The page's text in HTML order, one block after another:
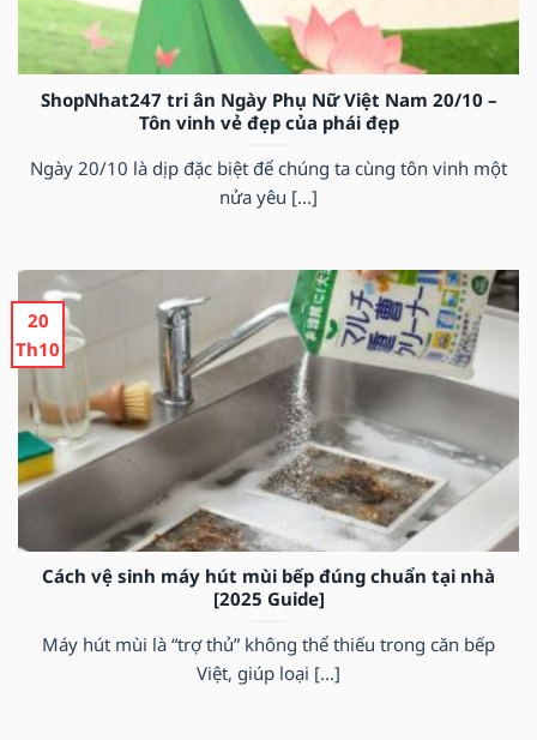
ShopNhat247 tri ân Ngày Phụ Nữ Việt Nam 20/10 –
Tôn vinh vẻ đẹp của phái đẹp
Ngày 20/10 là dịp đặc biệt để chúng ta cùng tôn vinh một
nửa yêu [...]
Cách vệ sinh máy hút mùi bếp đúng chuẩn tại nhà
[2025 Guide]
Máy hút mùi là “trợ thủ” không thể thiếu trong căn bếp
Việt, giúp loại [...]
20
Th10